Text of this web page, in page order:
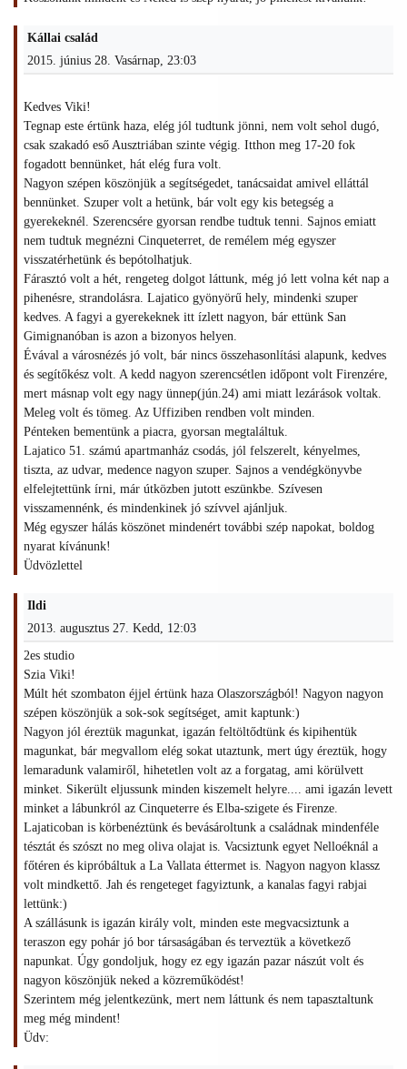
Kállai család
2015. június 28. Vasárnap, 23:03
Kedves Viki!
Tegnap este értünk haza, elég jól tudtunk jönni, nem volt sehol dugó,
csak szakadó eső Ausztriában szinte végig. Itthon meg 17-20 fok
fogadott bennünket, hát elég fura volt.
Nagyon szépen köszönjük a segítségedet, tanácsaidat amivel elláttál
bennünket. Szuper volt a hetünk, bár volt egy kis betegség a
gyerekeknél. Szerencsére gyorsan rendbe tudtuk tenni. Sajnos emiatt
nem tudtuk megnézni Cinqueterret, de remélem még egyszer
visszatérhetünk és bepótolhatjuk.
Fárasztó volt a hét, rengeteg dolgot láttunk, még jó lett volna két nap a
pihenésre, strandolásra. Lajatico gyönyörű hely, mindenki szuper
kedves. A fagyi a gyerekeknek itt ízlett nagyon, bár ettünk San
Gimignanóban is azon a bizonyos helyen.
Évával a városnézés jó volt, bár nincs összehasonlítási alapunk, kedves
és segítőkész volt. A kedd nagyon szerencsétlen időpont volt Firenzére,
mert másnap volt egy nagy ünnep(jún.24) ami miatt lezárások voltak.
Meleg volt és tömeg. Az Uffiziben rendben volt minden.
Pénteken bementünk a piacra, gyorsan megtaláltuk.
Lajatico 51. számú apartmanház csodás, jól felszerelt, kényelmes,
tiszta, az udvar, medence nagyon szuper. Sajnos a vendégkönyvbe
elfelejtettünk írni, már útközben jutott eszünkbe. Szívesen
visszamennénk, és mindenkinek jó szívvel ajánljuk.
Még egyszer hálás köszönet mindenért további szép napokat, boldog
nyarat kívánunk!
Üdvözlettel
Ildi
2013. augusztus 27. Kedd, 12:03
2es studio
Szia Viki!
Múlt hét szombaton éjjel értünk haza Olaszországból! Nagyon nagyon
szépen köszönjük a sok-sok segítséget, amit kaptunk:)
Nagyon jól éreztük magunkat, igazán feltöltődtünk és kipihentük
magunkat, bár megvallom elég sokat utaztunk, mert úgy éreztük, hogy
lemaradunk valamiről, hihetetlen volt az a forgatag, ami körülvett
minket. Sikerült eljussunk minden kiszemelt helyre.... ami igazán levett
minket a lábunkról az Cinqueterre és Elba-szigete és Firenze.
Lajaticoban is körbenéztünk és bevásároltunk a családnak mindenféle
tésztát és szószt no meg oliva olajat is. Vacsiztunk egyet Nelloéknál a
főtéren és kipróbáltuk a La Vallata éttermet is. Nagyon nagyon klassz
volt mindkettő. Jah és rengeteget fagyiztunk, a kanalas fagyi rabjai
lettünk:)
A szállásunk is igazán király volt, minden este megvacsiztunk a
teraszon egy pohár jó bor társaságában és terveztük a következő
napunkat. Úgy gondoljuk, hogy ez egy igazán pazar nászút volt és
nagyon köszönjük neked a közreműködést!
Szerintem még jelentkezünk, mert nem láttunk és nem tapasztaltunk
meg még mindent!
Üdv: